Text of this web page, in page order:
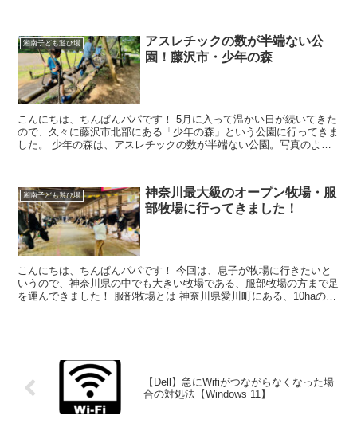
湘南子ども遊び場
アスレチックの数が半端ない公
園！藤沢市・少年の森
こんにちは、ちんぱんパパです！ 5月に入って温かい日が続いてきた
ので、久々に藤沢市北部にある「少年の森」という公園に行ってきま
した。 少年の森は、アスレチックの数が半端ない公園。写真のよう
湘南子ども遊び場
神奈川最大級のオープン牧場・服
部牧場に行ってきました！
こんにちは、ちんぱんパパです！ 今回は、息子が牧場に行きたいと
いうので、神奈川県の中でも大きい牧場である、服部牧場の方まで足
を運んできました！ 服部牧場とは 神奈川県愛川町にある、10haの規
【Dell】急にWifiがつながらなくなった場
合の対処法【Windows 11】